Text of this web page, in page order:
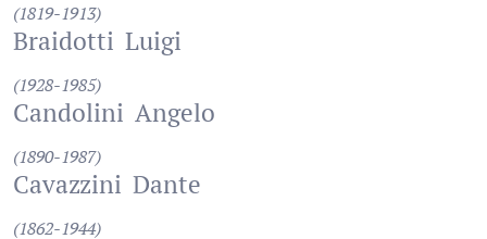
(1819-1913)
Braidotti Luigi
(1928-1985)
Candolini Angelo
(1890-1987)
Cavazzini Dante
(1862-1944)